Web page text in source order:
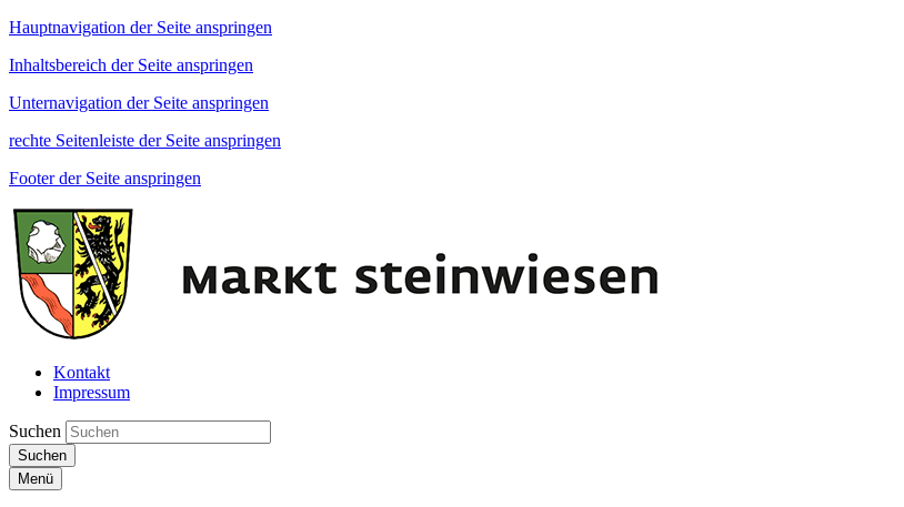
Hauptnavigation der Seite anspringen
Inhaltsbereich der Seite anspringen
Unternavigation der Seite anspringen
rechte Seitenleiste der Seite anspringen
Footer der Seite anspringen
Kontakt
Impressum
Suchen
Suchen
Menü